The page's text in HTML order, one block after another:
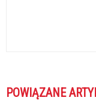
POWIĄZANE